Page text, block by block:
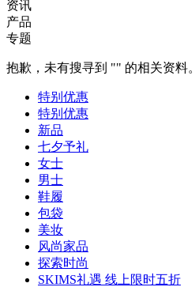
资讯
产品
专题
抱歉，未有搜寻到 "" 的相关资料。
特别优惠
特别优惠
新品
七夕予礼
女士
男士
鞋履
包袋
美妆
风尚家品
探索时尚
SKIMS礼遇 线上限时五折